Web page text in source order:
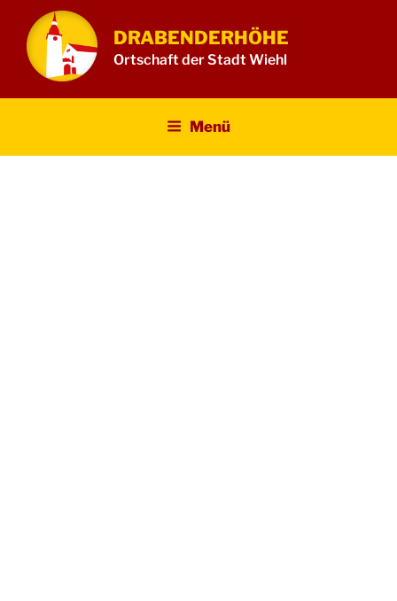
Inhalt
springen
DRABENDERHÖHE
Ortschaft der Stadt Wiehl
Menü